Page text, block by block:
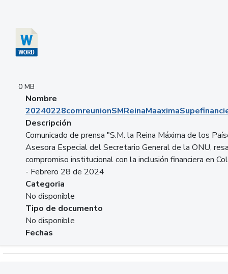
0 MB
Nombre
Descripción
Comunicado de prensa "S.M. la Reina Máxima de los
Asesora Especial del Secretario General de la ONU,
compromiso institucional con la inclusión financiera en
- Febrero 28 de 2024
Categoria
No disponible
Tipo de documento
No disponible
Fechas